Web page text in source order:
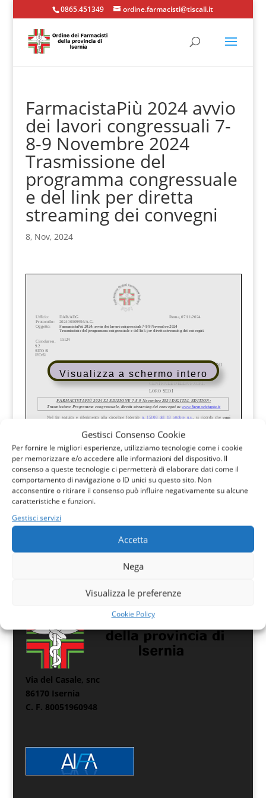
Gestisci Consenso Cookie
Per fornire le migliori esperienze, utilizziamo tecnologie come i cookie
per memorizzare e/o accedere alle informazioni del dispositivo. Il
consenso a queste tecnologie ci permetterà di elaborare dati come il
comportamento di navigazione o ID unici su questo sito. Non
acconsentire o ritirare il consenso può influire negativamente su alcune
caratteristiche e funzioni.
Gestisci servizi
Accetta
Nega
Visualizza le preferenze
Cookie Policy
0865.451349 ordine.farmacisti@tiscali.it
FarmacistaPiù 2024 avvio
dei lavori congressuali 7-
8-9 Novembre 2024
Trasmissione del
programma congressuale
e del link per diretta
streaming dei convegni
8, Nov, 2024
Visualizza a schermo intero
Via del Casale, snc
86170 Isernia
C. F. 80051960948